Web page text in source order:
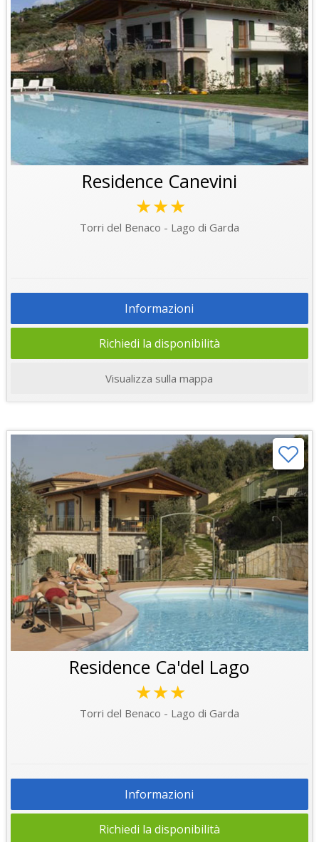
Residence Canevini
★★★
Torri del Benaco - Lago di Garda
Informazioni
Richiedi la disponibilità
Visualizza sulla mappa
Residence Ca'del Lago
★★★
Torri del Benaco - Lago di Garda
Informazioni
Richiedi la disponibilità